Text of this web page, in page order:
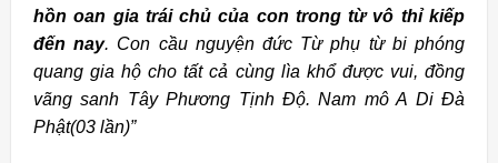
hồn oan gia trái chủ của con trong từ vô thỉ kiếp
đến nay. Con cầu nguyện đức Từ phụ từ bi phóng
quang gia hộ cho tất cả cùng lìa khổ được vui, đồng
vãng sanh Tây Phương Tịnh Độ. Nam mô A Di Đà
Phật(03 lần)”